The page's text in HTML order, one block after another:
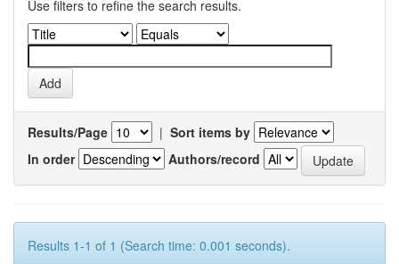
Use filters to refine the search results.
Results/Page | Sort items by
In order
Authors/record
Results 1-1 of 1 (Search time: 0.001 seconds).